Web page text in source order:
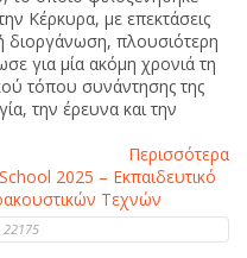
Κέρκυρα, με επεκτάσεις
διοργάνωση, πλουσιότερη
για μία ακόμη χρονιά τη
τόπου συνάντησης της
την έρευνα και την
Περισσότερα
2025 – Εκπαιδευτικό
Τεχνών
22175